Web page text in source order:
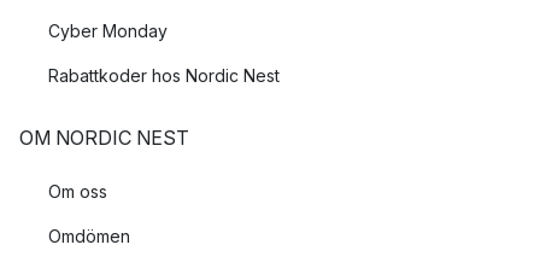
Cyber Monday
Rabattkoder hos Nordic Nest
OM NORDIC NEST
Om oss
Omdömen